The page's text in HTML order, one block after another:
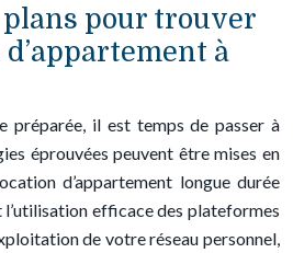
pour trouver
à
préparée, il est temps de passer à
éprouvées peuvent être mises en
d’appartement longue durée
l’utilisation efficace des plateformes
de votre réseau personnel,